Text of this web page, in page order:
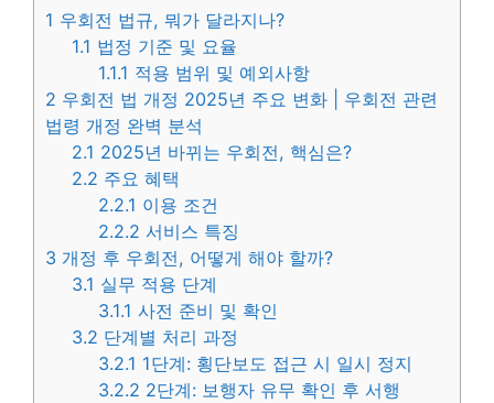
1 우회전 법규, 뭐가 달라지나?
1.1 법정 기준 및 요율
1.1.1 적용 범위 및 예외사항
2 우회전 법 개정 2025년 주요 변화 | 우회전 관련
법령 개정 완벽 분석
2.1 2025년 바뀌는 우회전, 핵심은?
2.2 주요 혜택
2.2.1 이용 조건
2.2.2 서비스 특징
3 개정 후 우회전, 어떻게 해야 할까?
3.1 실무 적용 단계
3.1.1 사전 준비 및 확인
3.2 단계별 처리 과정
3.2.1 1단계: 횡단보도 접근 시 일시 정지
3.2.2 2단계: 보행자 유무 확인 후 서행